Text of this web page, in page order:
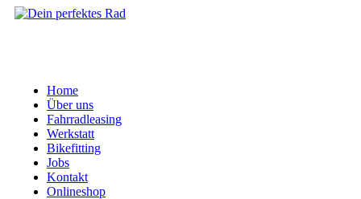
Home
Über uns
Fahrradleasing
Werkstatt
Bikefitting
Jobs
Kontakt
Onlineshop